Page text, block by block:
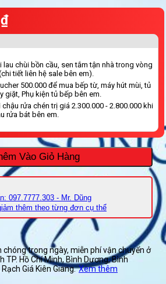
₫
lau chùi bồn cầu, sen tắm tận nhà trong vòng
tiết liên hệ sale bên em).
500.000 để mua bếp từ, máy hút mùi, tủ
giặt, Phụ kiện tủ bếp bên em.
chậu rửa chén trị giá 2.300.000 - 2.800.000 khi
rửa bát bên em.
Vào Giỏ Hàng
097.7777.303 - Mr. Dũng
thêm theo từng đơn cụ thể
chóng trong ngày, miễn phí vận chuyển ở
TP. Hồ Chí Minh, Bình Dương, Bình
Giá Kiên Giang. Xem thêm